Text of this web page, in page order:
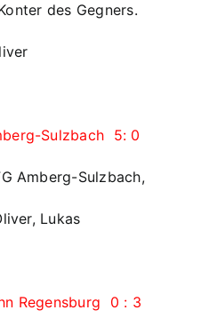
des Gegners.
Sulzbach 5: 0
Amberg-Sulzbach,
Lukas
Regensburg 0 : 3